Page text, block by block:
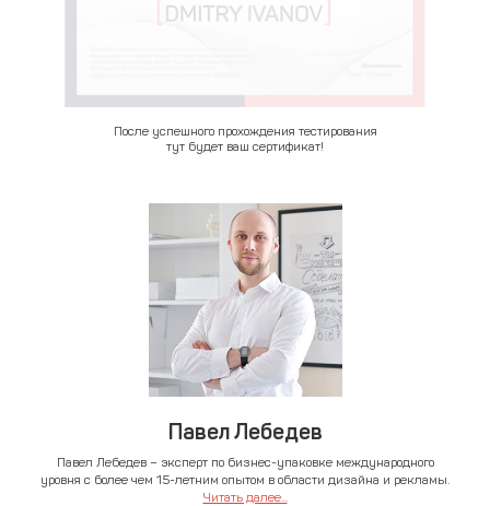
После успешного прохождения тестирования
тут будет ваш сертификат!
Павел Лебедев
Павел Лебедев – эксперт по бизнес-упаковке международного
уровня с более чем 15-летним опытом в области дизайна и рекламы.
Читать далее...